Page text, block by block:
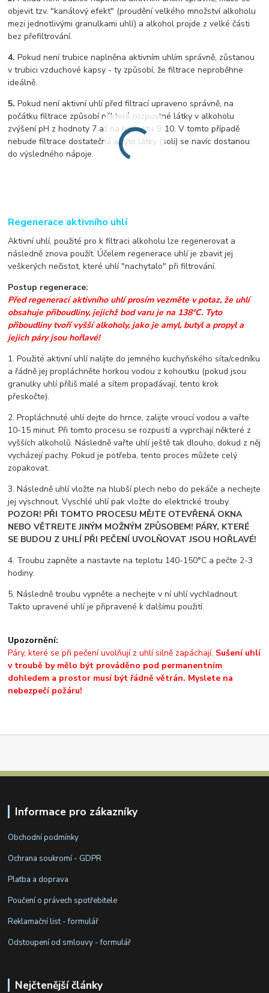
objevit tzv. "kanálový efekt" (proudění velkého množství alkoholu
mezi jednotlivými granulkami uhlí) a alkohol projde z velké části
bez přefiltrování.
4. Pokud není trubice naplněna aktivním uhlím správně, zůstanou
v trubici vzduchové kapsy - ty způsobí, že filtrace neproběhne
ideálně.
5. Pokud není aktivní uhlí před filtrací upraveno správně, na
počátku filtrace způsobí některé rozpustné látky v alkoholu
zvýšení pH z hodnoty 7 až na hodnotu 9-10. V tomto případě
nebude filtrace dostatečná a tyto látky (soli) se navíc dostanou
do výsledného nápoje.
Regenerace aktivního uhlí
Aktivní uhlí, použité pro k filtraci alkoholu lze regenerovat a
následně znova použít. Účelem regenerace uhlí je zbavit jej
veškerých nečistot, které uhlí "nachytalo" při filtrování.
Postup regenerace:
Před regenerací aktivního uhlí prosím vezměte v potaz, že uhlí
obsahuje přiboudliny, jejichž bod varu je na 138°C. Tyto
přiboudliny tvoří vyšší alkoholy, jako je amyl, butyl a propyl a
jejich páry jsou hořlavé!
1. Použité aktivní uhlí nalijte do jemného kuchyňského síta/cedníku
a řádně jej propláchněte horkou vodou z kohoutku (pokud jsou
granulky uhlí příliš malé a sítem propadávají, tento krok
přeskočte).
2. Propláchnuté uhlí dejte do hrnce, zalijte vroucí vodou a vařte
10-15 minut. Při tomto procesu se rozpustí a vyprchají některé z
vyšších alkoholů. Následně vařte uhlí ještě tak dlouho, dokud z něj
vycházejí pachy. Pokud je potřeba, tento proces můžete celý
zopakovat.
3. Následně uhlí vložte na hlubší plech nebo do pekáče a nechejte
jej vyschnout. Vyschlé uhlí pak vložte do elektrické trouby.
POZOR! PŘI TOMTO PROCESU MĚJTE OTEVŘENÁ OKNA
NEBO VĚTREJTE JINÝM MOŽNÝM ZPŮSOBEM! PÁRY, KTERÉ
SE BUDOU Z UHLÍ PŘI PEČENÍ UVOLŇOVAT JSOU HOŘLAVÉ!
4. Troubu zapněte a nastavte na teplotu 140-150°C a pečte 2-3
hodiny.
5. Následně troubu vypněte a nechejte v ní uhlí vychladnout.
Takto upravené uhlí je připravené k dalšímu použití.
Upozornění:
Páry, které se při pečení uvolňují z uhlí silně zapáchají. Sušení uhlí
v troubě by mělo být prováděno pod permanentním
dohledem a prostor musí být řádně větrán. Myslete na
nebezpečí požáru!
Informace pro zákazníky
Obchodní podmínky
Ochrana soukromí - GDPR
Platba a doprava
Poučení o právech spotřebitele
Reklamační list - formulář
Odstoupení od smlouvy - formulář
Nejčtenější články